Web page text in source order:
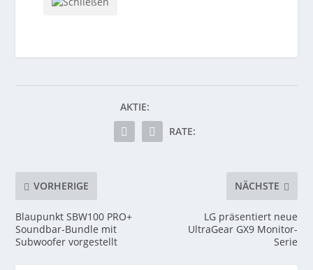
AKTIE:
RATE:
VORHERIGE
Blaupunkt SBW100 PRO+
Soundbar-Bundle mit
Subwoofer vorgestellt
NÄCHSTE
LG präsentiert neue
UltraGear GX9 Monitor-
Serie